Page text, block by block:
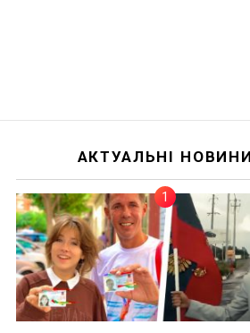
АКТУАЛЬНІ НОВИНИ